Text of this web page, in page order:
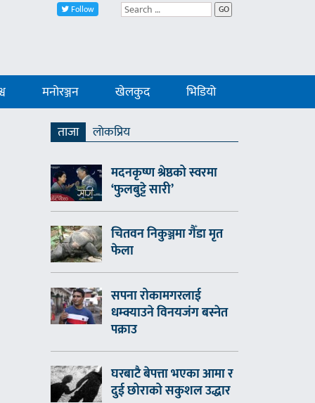
Follow GO
मनोरञ्जन खेलकुद भिडियो
ताजा
लाेकप्रिय
मदनकृष्ण श्रेष्ठको स्वरमा
‘फुलबुट्टे सारी’
चितवन निकुञ्जमा गैँडा मृत
फेला
सपना रोकामगरलाई
धम्क्याउने विनयजंग बस्नेत
पक्राउ
घरबाटै बेपत्ता भएका आमा र
दुई छोराको सकुशल उद्धार